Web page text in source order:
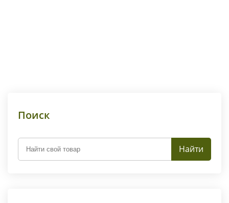
Поиск
Найти